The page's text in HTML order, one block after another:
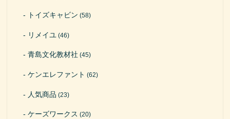
トイズキャビン (58)
リメイユ (46)
青島文化教材社 (45)
ケンエレファント (62)
人気商品 (23)
ケーズワークス (20)